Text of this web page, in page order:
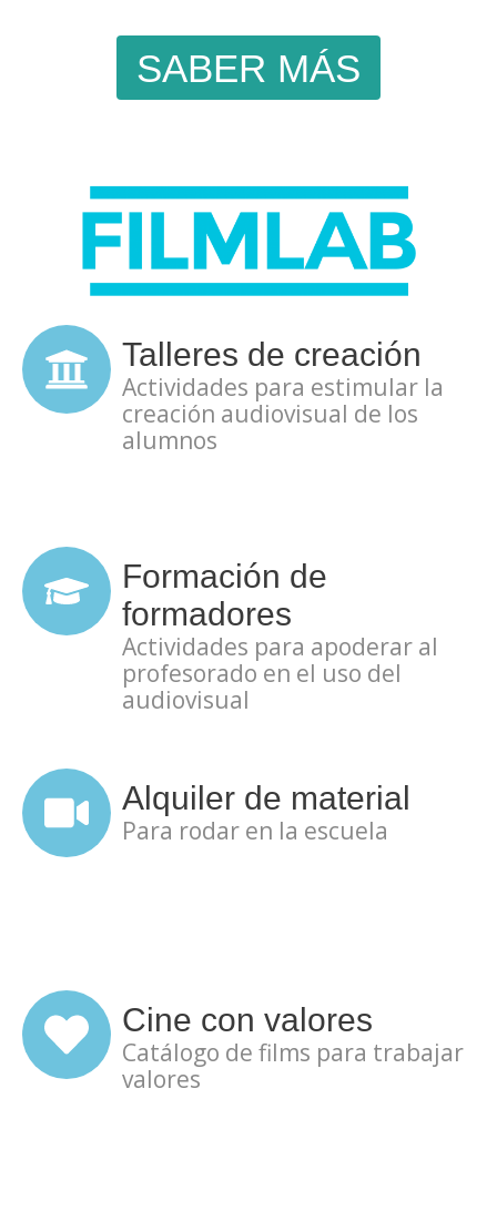
SABER MÁS
Talleres de creación
Actividades para estimular la
creación audiovisual de los
alumnos
Formación de
formadores
Actividades para apoderar al
profesorado en el uso del
audiovisual
Alquiler de material
Para rodar en la escuela
Cine con valores
Catálogo de films para trabajar
valores